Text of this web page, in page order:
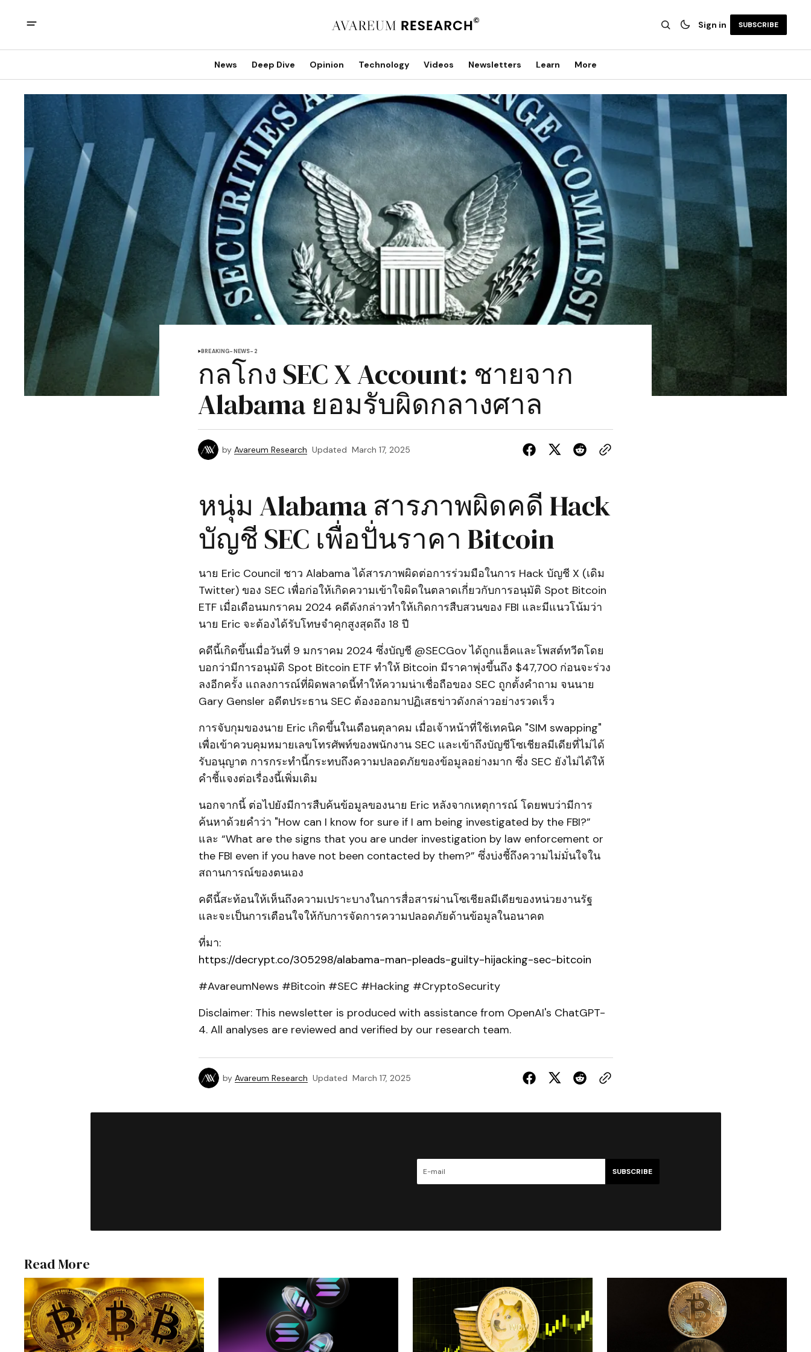
Sign in SUBSCRIBE
News Deep Dive Opinion Technology Videos Newsletters Learn More
BREAKING-NEWS-2
กลโกง SEC X Account: ชายจาก
Alabama ยอมรับผิดกลางศาล
by Avareum Research Updated March 17, 2025
หนุ่ม Alabama สารภาพผิดคดี Hack
บัญชี SEC เพื่อปั่นราคา Bitcoin
นาย Eric Council ชาว Alabama ได้สารภาพผิดต่อการร่วมมือในการ Hack บัญชี X (เดิม
Twitter) ของ SEC เพื่อก่อให้เกิดความเข้าใจผิดในตลาดเกี่ยวกับการอนุมัติ Spot Bitcoin
ETF เมื่อเดือนมกราคม 2024 คดีดังกล่าวทำให้เกิดการสืบสวนของ FBI และมีแนวโน้มว่า
นาย Eric จะต้องได้รับโทษจำคุกสูงสุดถึง 18 ปี
คดีนี้เกิดขึ้นเมื่อวันที่ 9 มกราคม 2024 ซึ่งบัญชี @SECGov ได้ถูกแฮ็คและโพสต์ทวีตโดย
บอกว่ามีการอนุมัติ Spot Bitcoin ETF ทำให้ Bitcoin มีราคาพุ่งขึ้นถึง $47,700 ก่อนจะร่วง
ลงอีกครั้ง แถลงการณ์ที่ผิดพลาดนี้ทำให้ความน่าเชื่อถือของ SEC ถูกตั้งคำถาม จนนาย
Gary Gensler อดีตประธาน SEC ต้องออกมาปฏิเสธข่าวดังกล่าวอย่างรวดเร็ว
การจับกุมของนาย Eric เกิดขึ้นในเดือนตุลาคม เมื่อเจ้าหน้าที่ใช้เทคนิค "SIM swapping"
เพื่อเข้าควบคุมหมายเลขโทรศัพท์ของพนักงาน SEC และเข้าถึงบัญชีโซเชียลมีเดียที่ไม่ได้
รับอนุญาต การกระทำนี้กระทบถึงความปลอดภัยของข้อมูลอย่างมาก ซึ่ง SEC ยังไม่ได้ให้
คำชี้แจงต่อเรื่องนี้เพิ่มเติม
นอกจากนี้ ต่อไปยังมีการสืบค้นข้อมูลของนาย Eric หลังจากเหตุการณ์ โดยพบว่ามีการ
ค้นหาด้วยคำว่า "How can I know for sure if I am being investigated by the FBI?”
และ “What are the signs that you are under investigation by law enforcement or
the FBI even if you have not been contacted by them?” ซึ่งบ่งชี้ถึงความไม่มั่นใจใน
สถานการณ์ของตนเอง
คดีนี้สะท้อนให้เห็นถึงความเปราะบางในการสื่อสารผ่านโซเชียลมีเดียของหน่วยงานรัฐ
และจะเป็นการเตือนใจให้กับการจัดการความปลอดภัยด้านข้อมูลในอนาคต
ที่มา:
https://decrypt.co/305298/alabama-man-pleads-guilty-hijacking-sec-bitcoin
#AvareumNews #Bitcoin #SEC #Hacking #CryptoSecurity
Disclaimer: This newsletter is produced with assistance from OpenAI's ChatGPT-
4. All analyses are reviewed and verified by our research team.
by Avareum Research Updated March 17, 2025
SUBSCRIBE
Read More